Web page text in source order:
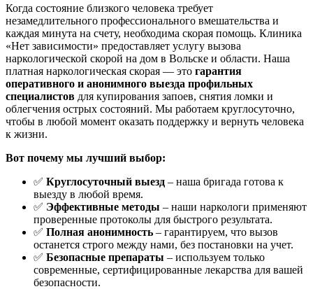
Когда состояние близкого человека требует
незамедлительного профессионального вмешательства и
каждая минута на счету, необходима скорая помощь. Клиника
«Нет зависимости» предоставляет услугу вызова
наркологической скорой на дом в Вольске и области. Наша
платная наркологическая скорая — это гарантия
оперативного и анонимного выезда профильных
специалистов для купирования запоев, снятия ломки и
облегчения острых состояний. Мы работаем круглосуточно,
чтобы в любой момент оказать поддержку и вернуть человека
к жизни.
Вот почему мы лучший выбор:
✅ Круглосуточный выезд – наша бригада готова к
выезду в любой время.
✅ Эффективные методы – наши наркологи применяют
проверенные протоколы для быстрого результата.
✅ Полная анонимность – гарантируем, что вызов
останется строго между нами, без постановки на учет.
✅ Безопасные препараты – используем только
современные, сертифицированные лекарства для вашей
безопасности.